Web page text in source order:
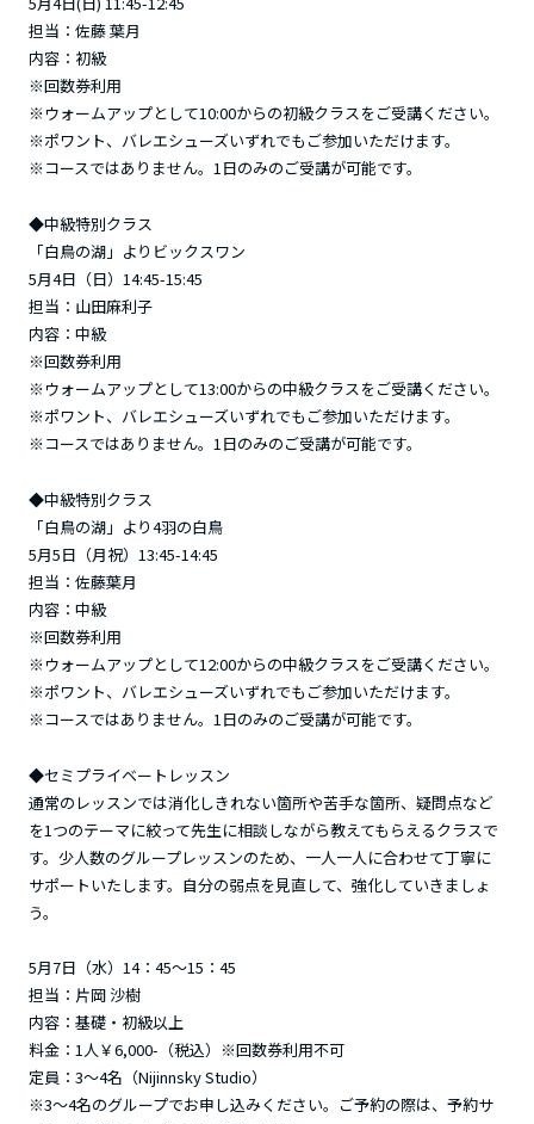
担当：佐藤 葉月
内容：初級
※回数券利用
※ウォームアップとして10:00からの初級クラスをご受講ください。
※ポワント、バレエシューズいずれでもご参加いただけます。
※コースではありません。1日のみのご受講が可能です。
◆中級特別クラス
「白鳥の湖」よりビックスワン
5月4日（日）14:45-15:45
担当：山田麻利子
内容：中級
※回数券利用
※ウォームアップとして13:00からの中級クラスをご受講ください。
※ポワント、バレエシューズいずれでもご参加いただけます。
※コースではありません。1日のみのご受講が可能です。
◆中級特別クラス
「白鳥の湖」より4羽の白鳥
5月5日（月祝）13:45-14:45
担当：佐藤葉月
内容：中級
※回数券利用
※ウォームアップとして12:00からの中級クラスをご受講ください。
※ポワント、バレエシューズいずれでもご参加いただけます。
※コースではありません。1日のみのご受講が可能です。
◆セミプライベートレッスン
通常のレッスンでは消化しきれない箇所や苦手な箇所、疑問点など
を1つのテーマに絞って先生に相談しながら教えてもらえるクラスで
す。少人数のグループレッスンのため、一人一人に合わせて丁寧に
サポートいたします。自分の弱点を見直して、強化していきましょ
う。
5月7日（水）14：45～15：45
担当：片岡 沙樹
内容：基礎・初級以上
料金：1人￥6,000-（税込）※回数券利用不可
定員：3～4名（Nijinnsky Studio）
※3～4名のグループでお申し込みください。ご予約の際は、予約サ